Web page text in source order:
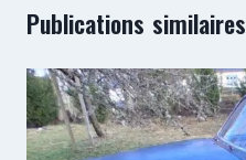
Publications similaires